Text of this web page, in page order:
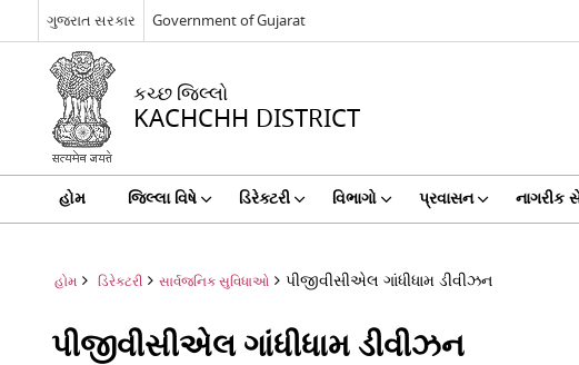
ગુજરાત સરકાર Government of Gujarat
કચ્છ જિલ્લો
KACHCHH DISTRICT
હોમ જિલ્લા વિષે ડિરેક્ટરી વિભાગો પ્રવાસન નાગરીક
હોમ ડિરેક્ટરી સાર્વજનિક સુવિધાઓ પીજીવીસીએલ ગાંધીધામ ડીવીઝન
પીજીવીસીએલ ગાંધીધામ ડીવીઝન